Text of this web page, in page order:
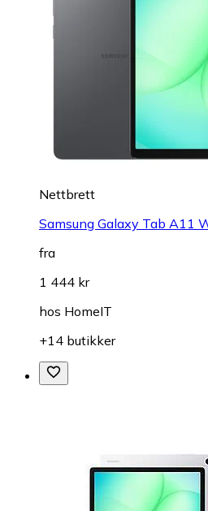
Nettbrett
Samsung Galaxy Tab A11
fra
1 444 kr
hos HomeIT
+14 butikker